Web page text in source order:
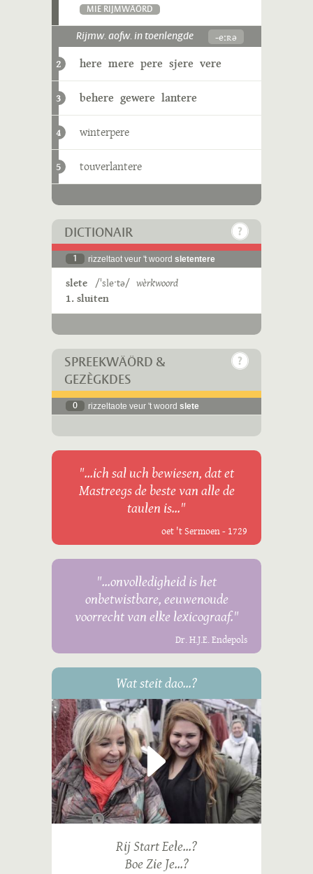
MIE RIJMWÄÖRD
Rijmw. aofw. in toenlengde -eːʀə
2 here mere pere sjere vere
3 behere gewere lantere
4 winterpere
5 touverlantere
DICTIONAIR
1 rizzeltaot veur 't woord sletentere
slete /ˈsleˑtə/ wèrkwoord
1. sluiten
SPREEKWÄÖRD &
GEZÈGKDES
0 rizzeltaote veur 't woord slete
"...ich sal uch bewiesen, dat et
Mastreegs de beste van alle de
taulen is..."
oet 't Sermoen - 1729
"...onvolledigheid is het
onbetwistbare, eeuwenoude
voorrecht van elke lexicograaf."
Dr. H.J.E. Endepols
Wat steit dao...?
Rij Start Eele...?
Boe Zie Je...?